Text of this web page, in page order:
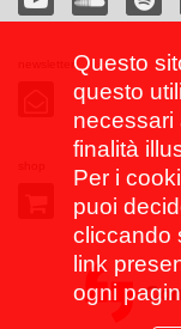
Questo
questo
necessari
finalità
Per i
puoi
cliccando
link
ogni